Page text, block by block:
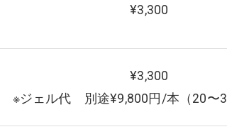
¥3,300
¥3,300
※ジェル代 別途¥9,800円/本（20〜